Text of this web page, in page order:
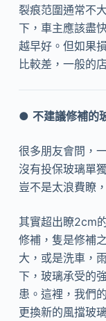
裂痕范圍通常不
下，車主應該盡
越早好。但如果
比較差，一般的
● 不建議修補的
很多朋友會問，
沒有投保玻璃單
豈不是太浪費瞭
其實超出瞭2cm
修補，隻是修補
大，或是洗車，
下，玻璃承受的
患。這裡，我們
更換新的風擋玻